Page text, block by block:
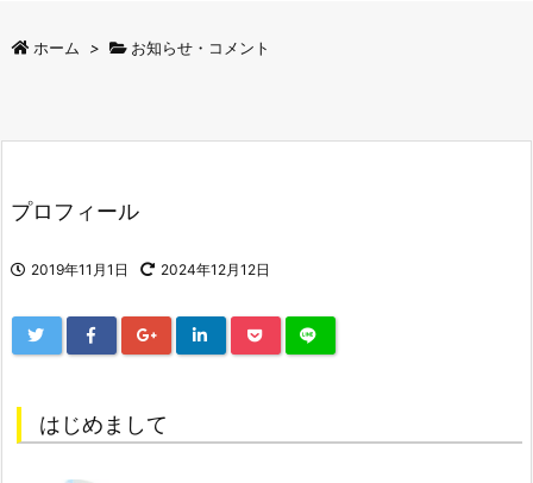
ホーム > お知らせ・コメント
プロフィール
2019年11月1日 2024年12月12日
はじめまして